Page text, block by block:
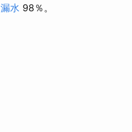
漏水 98％。